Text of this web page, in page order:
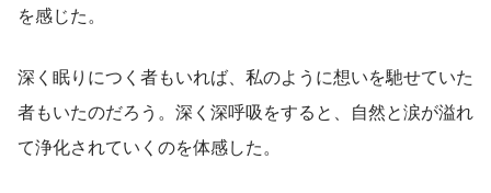
を感じた。
深く眠りにつく者もいれば、私のように想いを馳せていた
者もいたのだろう。深く深呼吸をすると、自然と涙が溢れ
て浄化されていくのを体感した。